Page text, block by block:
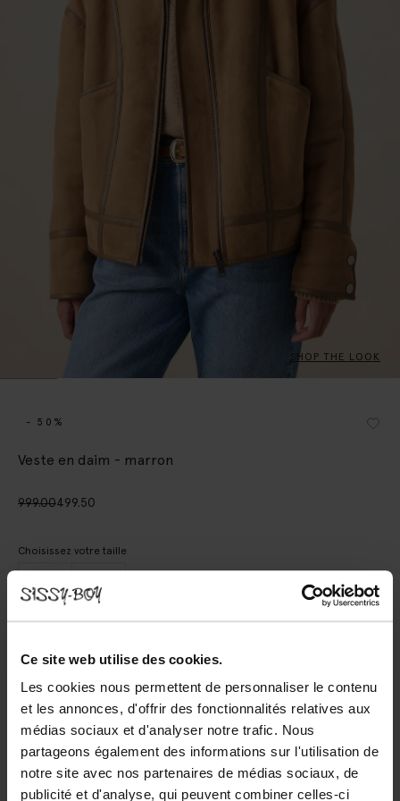
Ce site web utilise des cookies.
Les cookies nous permettent de personnaliser le contenu
et les annonces, d'offrir des fonctionnalités relatives aux
médias sociaux et d'analyser notre trafic. Nous
partageons également des informations sur l'utilisation de
notre site avec nos partenaires de médias sociaux, de
publicité et d'analyse, qui peuvent combiner celles-ci
SHOP THE LOOK
- 50%
Veste en daim - marron
999.00499.50
Choisissez votre taille
M-L
AJOUTER AU PANIER
Livraison rapide
Délai de rétractation de 14 jours
DESCRIPTION